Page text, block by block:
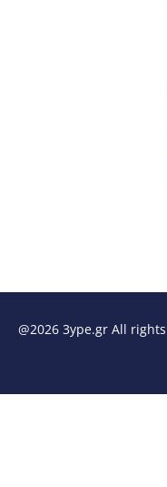
@2026 3ype.gr All